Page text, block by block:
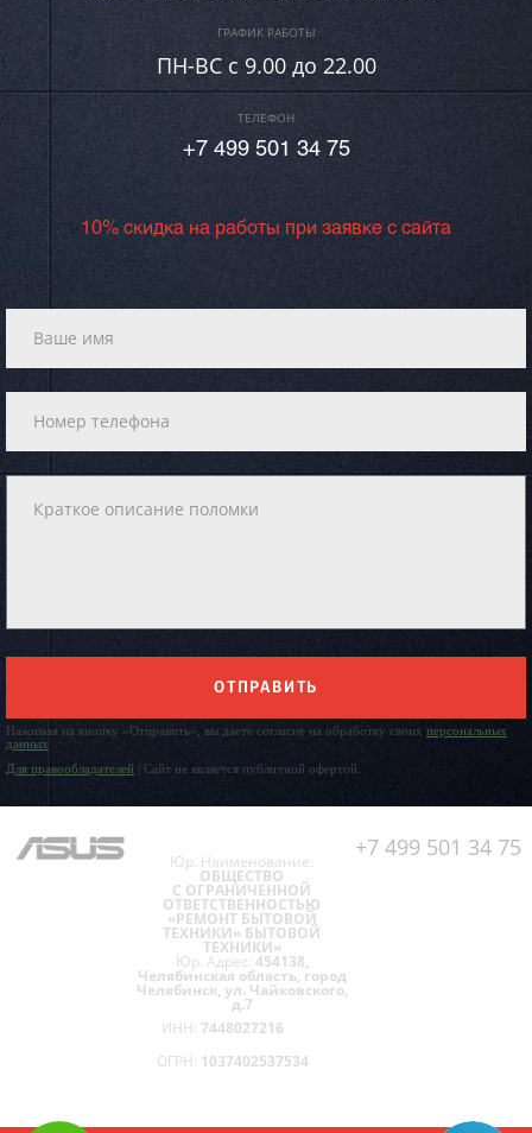
ГРАФИК РАБОТЫ
ПН-ВC c 9.00 до 22.00
ТЕЛЕФОН
+7 499 501 34 75
10% скидка на работы при заявке с сайта
ОТПРАВИТЬ
Нажимая на кнопку «Отправить», вы даете согласие на обработку своих персональных
данных
Для правообладателей | Сайт не является публичной офертой.
+7 499 501 34 75
Юр. Наименование:
ОБЩЕСТВО
С ОГРАНИЧЕННОЙ
ОТВЕТСТВЕННОСТЬЮ
«РЕМОНТ БЫТОВОЙ
ТЕХНИКИ» БЫТОВОЙ
ТЕХНИКИ»
Юр. Адрес: 454138,
Челябинская область, город
Челябинск, ул. Чайковского,
д.7
ИНН: 7448027216
ОГРН: 1037402537534